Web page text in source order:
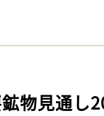
鉱物見通